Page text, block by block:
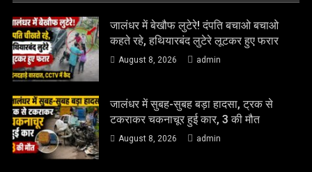
जालंधर में बेखौफ लुटेरे! दंपति बचाओ बचाओ
कहते रहे, हथियारबंद लुटेरे लूटकर हुए फरार
August 8, 2026 admin
जालंधर में सुबह-सुबह बड़ा हादसा, ट्रक से
टकराकर चकनाचूर हुई कार, 3 की मौत
August 8, 2026 admin